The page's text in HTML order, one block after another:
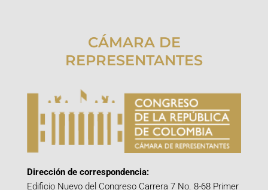
CÁMARA DE
REPRESENTANTES
Dirección de correspondencia:
Edificio Nuevo del Congreso Carrera 7 No. 8-68 Primer